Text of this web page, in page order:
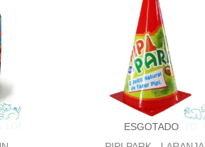
ESGOTADO